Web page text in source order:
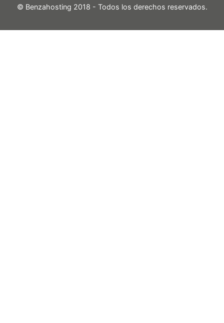
© Benzahosting 2018 - Todos los derechos reservados.